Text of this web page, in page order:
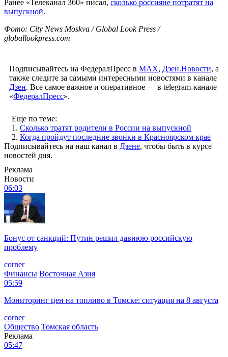
Ранее «Телеканал 360» писал, сколько россияне потратят на
выпускной.
Фото: City News Moskva / Global Look Press /
globallookpress.com
Подписывайтесь на ФедералПресс в МАХ, Дзен.Новости, а
также следите за самыми интересными новостями в канале
Дзен. Все самое важное и оперативное — в telegram-канале
«ФедералПресс».
Еще по теме:
1. Сколько тратят родители в России на выпускной
2. Когда пройдут последние звонки в Красноярском крае
Подписывайтесь на наш канал в Дзене, чтобы быть в курсе
новостей дня.
Реклама
Новости
06:03
Бонус от санкций: Путин решил давнюю российскую
проблему
corner
Финансы Восточная Азия
05:59
Мониторинг цен на топливо в Томске: ситуация на 8 августа
corner
Общество Томская область
Реклама
05:47